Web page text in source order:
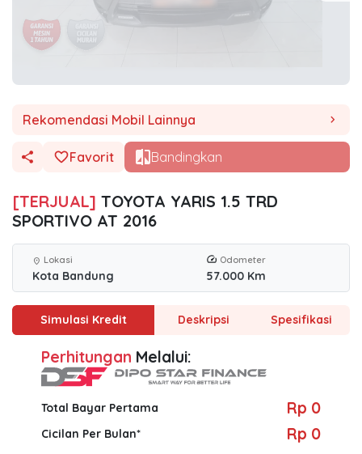
Rekomendasi Mobil Lainnya chevron_right
Favorit Bandingkan
[TERJUAL] TOYOTA YARIS 1.5 TRD
SPORTIVO AT 2016
location_on Lokasi
Kota Bandung
Odometer
57.000 Km
Simulasi Kredit Deskripsi Spesifikasi
Perhitungan Melalui:
Total Bayar Pertama Rp 0
Cicilan Per Bulan* Rp 0